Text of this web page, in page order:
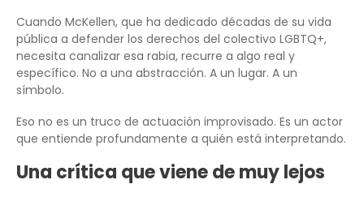
Cuando McKellen, que ha dedicado décadas de su vida
pública a defender los derechos del colectivo LGBTQ+,
necesita canalizar esa rabia, recurre a algo real y
específico. No a una abstracción. A un lugar. A un
símbolo.
Eso no es un truco de actuación improvisado. Es un actor
que entiende profundamente a quién está interpretando.
Una crítica que viene de muy lejos